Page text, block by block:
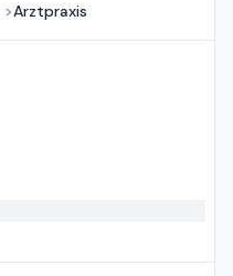
>Arztpraxis